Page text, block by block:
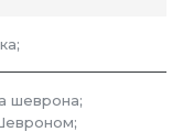
шеврона;